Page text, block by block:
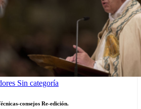
Sin categoría
consejos Re-edición.